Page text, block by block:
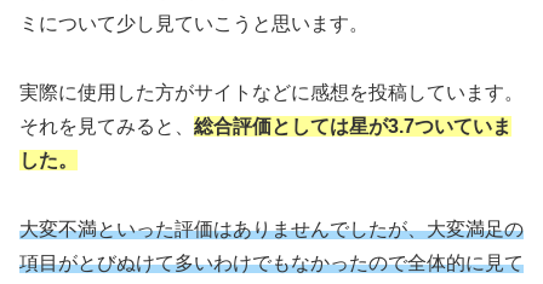
ミについて少し見ていこうと思います。
実際に使用した方がサイトなどに感想を投稿しています。
それを見てみると、 総合評価としては星が3.7ついていま
した。
大変不満といった評価はありませんでしたが、大変満足の
項目がとびぬけて多いわけでもなかったので全体的に見て